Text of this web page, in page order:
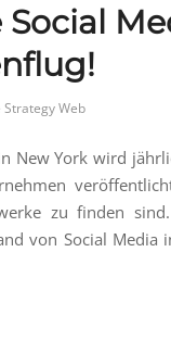
Strategy Web
New York wird
zu finden
von Social Media